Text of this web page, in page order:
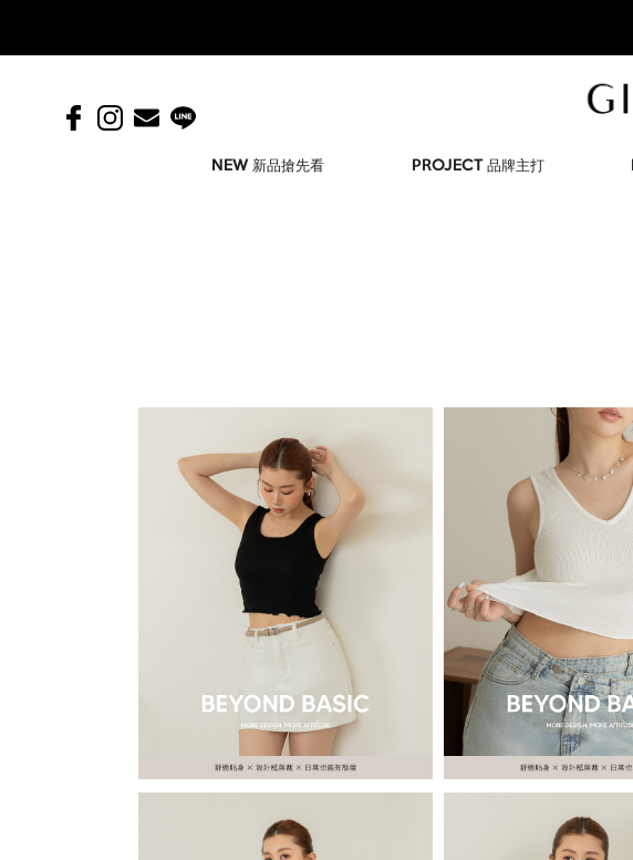
NEW 新品搶先看 PROJECT 品牌主打